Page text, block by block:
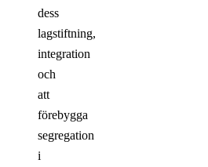
dess
lagstiftning,
integration
och
att
förebygga
segregation
i